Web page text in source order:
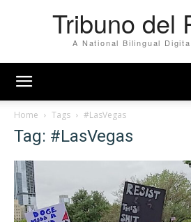
Tribuno del
A National Bilingual
Home Tags #LasVegas
Tag: #LasVegas